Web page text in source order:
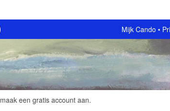
Mijk Cando
maak een gratis account aan.